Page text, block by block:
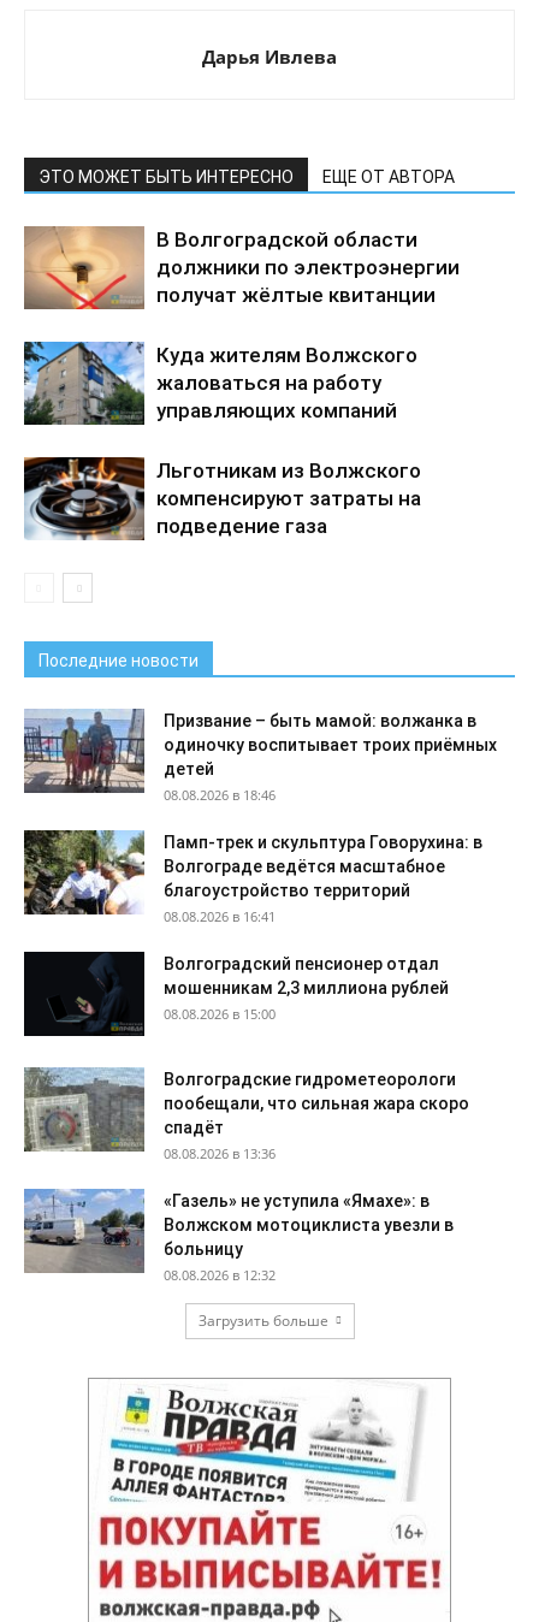
Дарья Ивлева
ЭТО МОЖЕТ БЫТЬ ИНТЕРЕСНО ЕЩЕ ОТ АВТОРА
В Волгоградской области
должники по электроэнергии
получат жёлтые квитанции
Куда жителям Волжского
жаловаться на работу
управляющих компаний
Льготникам из Волжского
компенсируют затраты на
подведение газа
Последние новости
Призвание – быть мамой: волжанка в
одиночку воспитывает троих приёмных
детей
08.08.2026 в 18:46
Памп-трек и скульптура Говорухина: в
Волгограде ведётся масштабное
благоустройство территорий
08.08.2026 в 16:41
Волгоградский пенсионер отдал
мошенникам 2,3 миллиона рублей
08.08.2026 в 15:00
Волгоградские гидрометеорологи
пообещали, что сильная жара скоро
спадёт
08.08.2026 в 13:36
«Газель» не уступила «Ямахе»: в
Волжском мотоциклиста увезли в
больницу
08.08.2026 в 12:32
Загрузить больше